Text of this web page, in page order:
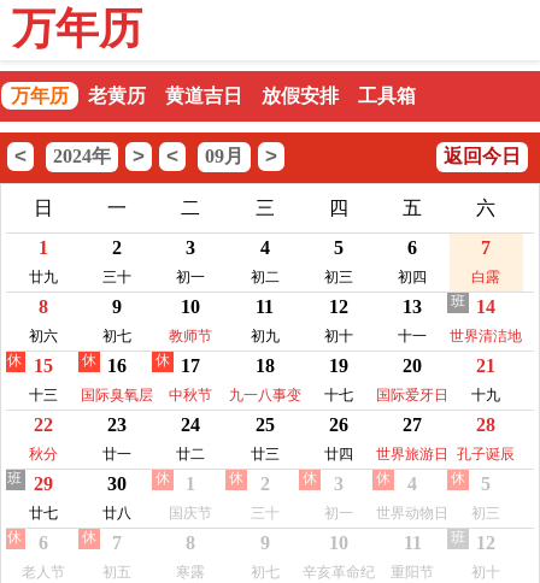
万年历
万年历 老黄历 黄道吉日 放假安排 工具箱
< 2024年 > < 09月 > 返回今日
日 一 二 三 四 五
六
1
廿九
2
三十
3
初一
4
初二
5
初三
6
初四
7
白露
8
初六
9
初七
10
教师节
11
初九
12
初十
13
十一
14
世界清洁地
球日
班
15
十三
休 16
国际臭氧层
保护日
休 17
中秋节
休 18
九一八事变
纪念日
19
十七
20
国际爱牙日
21
十九
22
秋分
23
廿一
24
廿二
25
廿三
26
廿四
27
世界旅游日
28
孔子诞辰
29
廿七
班 30
廿八
1
国庆节
休 2
三十
休 3
初一
休 4
世界动物日
休 5
初三
休
6
老人节
休 7
初五
休 8
寒露
9
初七
10
辛亥革命纪
11
重阳节
12
初十
班